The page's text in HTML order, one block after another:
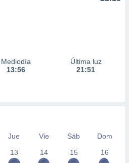
Mediodía
13:56
Última luz
21:51
Jue Vie Sáb
Dom
13 14 15 16